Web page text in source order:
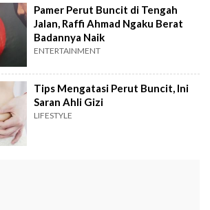
Pamer Perut Buncit di Tengah
Jalan, Raffi Ahmad Ngaku Berat
Badannya Naik
ENTERTAINMENT
Tips Mengatasi Perut Buncit, Ini
Saran Ahli Gizi
LIFESTYLE